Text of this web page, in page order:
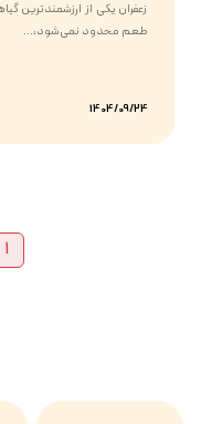
زعفران یکی از ارزشمندترین
طعم محدود نمی‌شود،...
1404/09/24
1